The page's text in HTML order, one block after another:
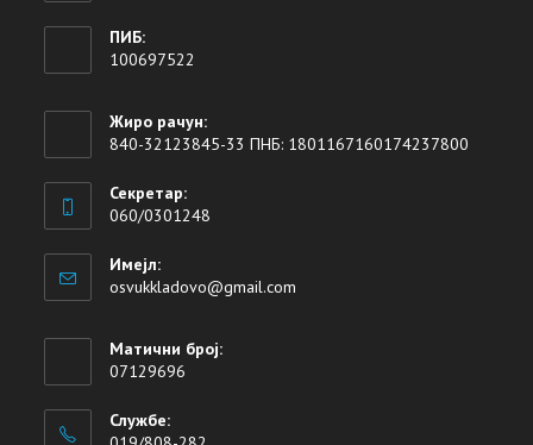
ПИБ:
100697522
Жиро рачун:
840-32123845-33 ПНБ: 1801167160174237800
Секретар:
060/0301248
Имејл:
osvukkladovo@gmail.com
Матични број:
07129696
Службе: